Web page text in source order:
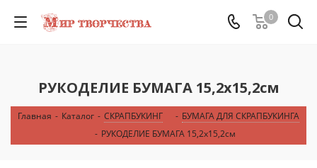
0
РУКОДЕЛИЕ БУМАГА 15,2х15,2см
Главная - Каталог - СКРАПБУКИНГ - БУМАГА ДЛЯ СКРАПБУКИНГА
- РУКОДЕЛИЕ БУМАГА 15,2х15,2см